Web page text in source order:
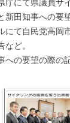
にて県議員サ
新田知事への要
にて自民党高岡
ど。
の要望の際の